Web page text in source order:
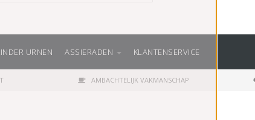
URNEN ASSIERADEN KLANTENSERVICE
AMBACHTELIJK VAKMANSCHAP